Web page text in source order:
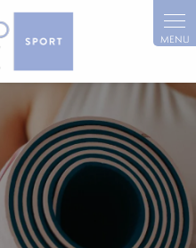
et se gainer autour de